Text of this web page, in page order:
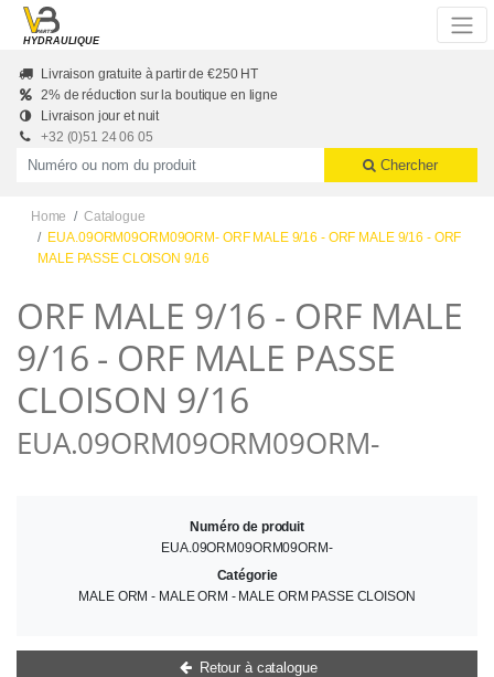
Skip to main content
HYDRAULIQUE
Livraison gratuite à partir de €250 HT
2% de réduction sur la boutique en ligne
Livraison jour et nuit
+32 (0)51 24 06 05
Productnummer of naam
Chercher
Home
Catalogue
EUA.09ORM09ORM09ORM- ORF MALE 9/16 - ORF MALE 9/16 - ORF
MALE PASSE CLOISON 9/16
ORF MALE 9/16 - ORF MALE
9/16 - ORF MALE PASSE
CLOISON 9/16
EUA.09ORM09ORM09ORM-
Numéro de produit
EUA.09ORM09ORM09ORM-
Catégorie
MALE ORM - MALE ORM - MALE ORM PASSE CLOISON
Retour à catalogue